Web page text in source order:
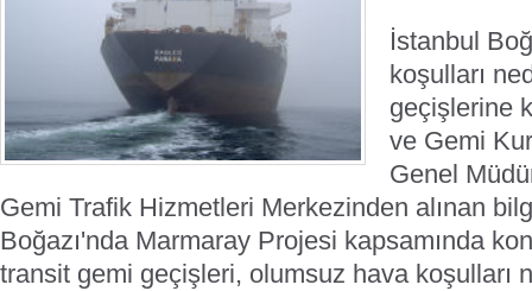
İstanbul
koşulları
geçişlerine
ve Gemi
Genel
Gemi Trafik Hizmetleri Merkezinden alınan
Boğazı'nda Marmaray Projesi kapsamında
transit gemi geçişleri, olumsuz hava koşulları